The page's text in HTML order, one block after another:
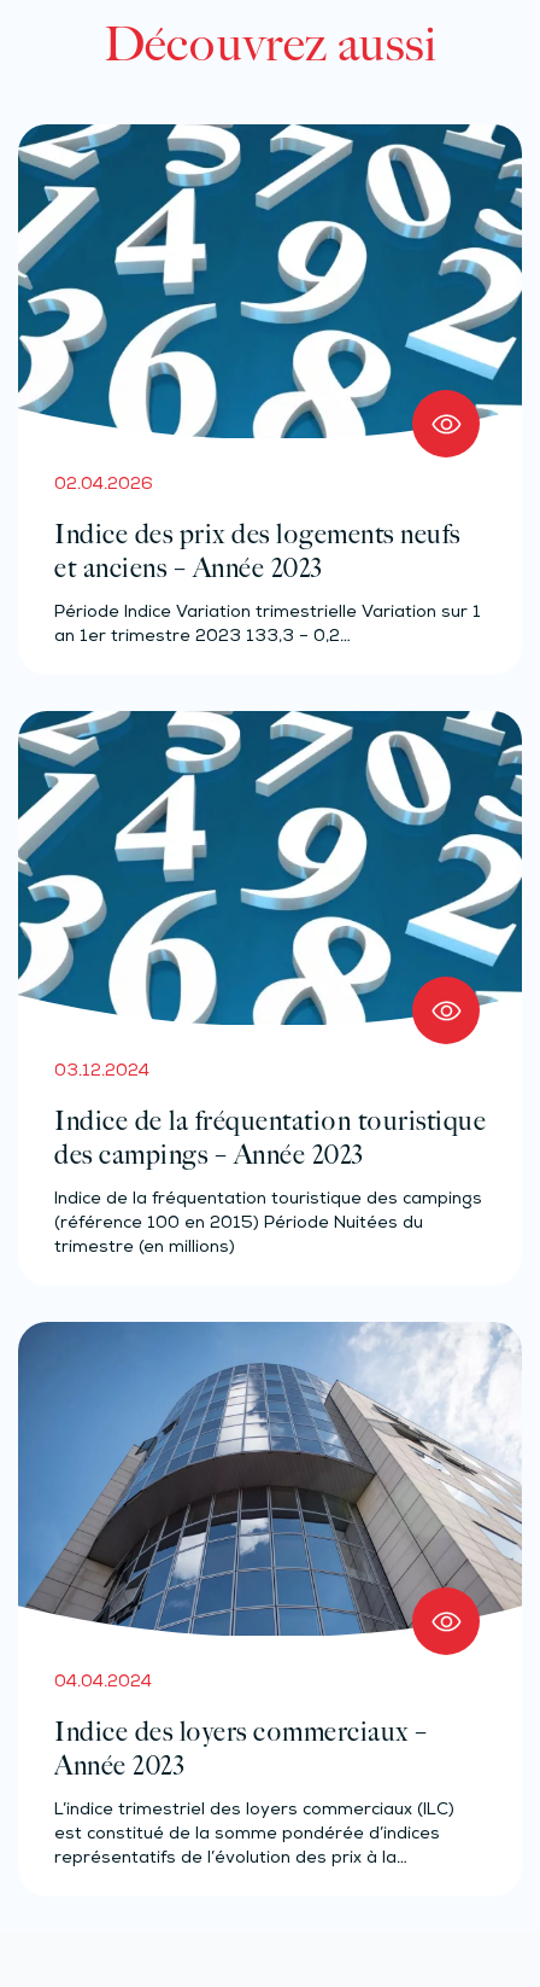
Découvrez aussi
02.04.2026
Indice des prix des logements neufs
et anciens – Année 2023
Période Indice Variation trimestrielle Variation sur 1
an 1er trimestre 2023 133,3 – 0,2…
03.12.2024
Indice de la fréquentation touristique
des campings – Année 2023
Indice de la fréquentation touristique des campings
(référence 100 en 2015) Période Nuitées du
trimestre (en millions)
04.04.2024
Indice des loyers commerciaux –
Année 2023
L’indice trimestriel des loyers commerciaux (ILC)
est constitué de la somme pondérée d’indices
représentatifs de l’évolution des prix à la…